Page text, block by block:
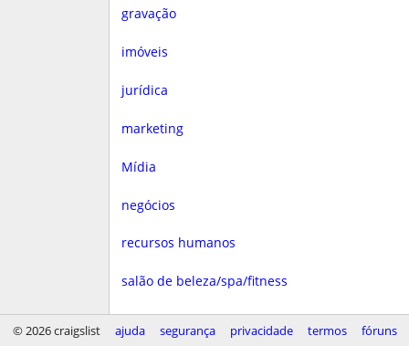
gravação
imóveis
jurídica
marketing
Mídia
negócios
recursos humanos
salão de beleza/spa/fitness
saúde
© 2026 craigslist ajuda segurança privacidade termos fóruns